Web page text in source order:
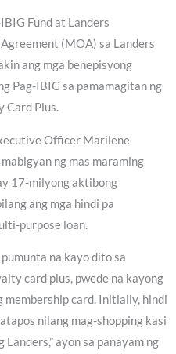
Fund at Landers
(MOA) sa Landers
ang mga benepisyong
Pag-IBIG sa pamamagitan ng
Card Plus.
Officer Marilene
ng mas maraming
17-milyong aktibong
ang mga hindi pa
purpose loan.
na kayo dito sa
card plus, pwede na kayong
membership card. Initially, hindi
nilang mag-shopping kasi
ayon sa panayam ng